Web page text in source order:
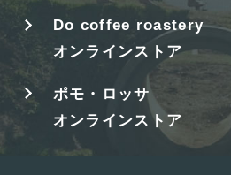
Do coffee roastery
オンラインストア
ポモ・ロッサ
オンラインストア